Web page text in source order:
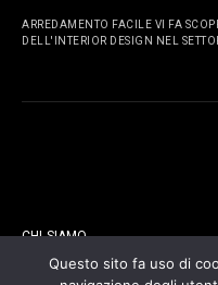
ARREDAMENTO FACILE VI FA
DELL'INTERIOR DESIGN NEL
CHI SIAMO
Questo sito fa uso di